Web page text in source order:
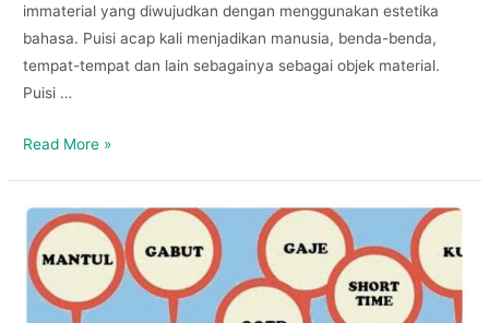
immaterial yang diwujudkan dengan menggunakan estetika
bahasa. Puisi acap kali menjadikan manusia, benda-benda,
tempat-tempat dan lain sebagainya sebagai objek material.
Puisi …
Read More »